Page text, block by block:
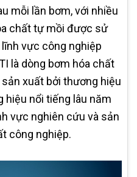
mỗi lần bơm, với nhiều
chất tự mồi được sử
vực công nghiệp
là dòng bơm hóa chất
xuất bởi thương hiệu
hiệu nổi tiếng lâu năm
vực nghiên cứu và sản
công nghiệp.